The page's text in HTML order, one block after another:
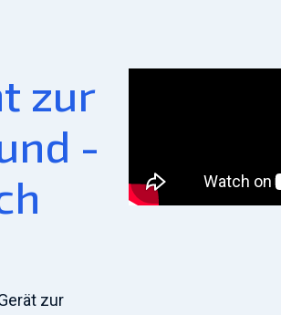
zur
-
zur